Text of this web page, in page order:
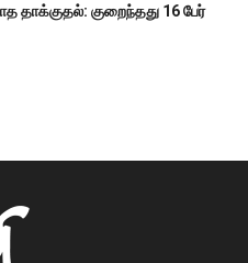
தாக்குதல்: குறைந்தது 16 பேர்